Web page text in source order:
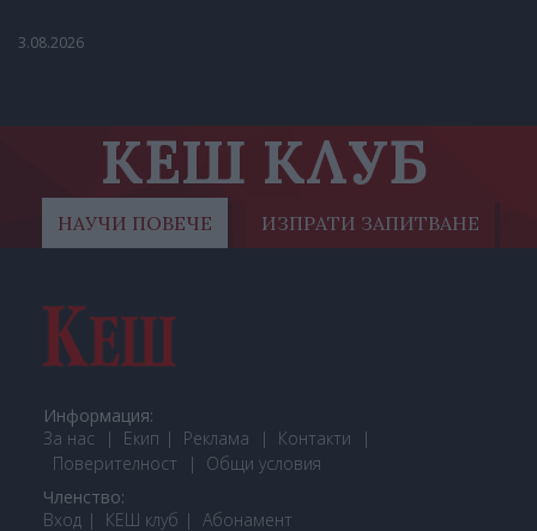
3.08.2026
КЕШ КЛУБ
НАУЧИ ПОВЕЧЕ ИЗПРАТИ ЗАПИТВАНЕ
Информация:
За нас
Екип Реклама
Контакти
Поверителност
Общи условия
Членство:
Вход
КЕШ клуб Абонамент